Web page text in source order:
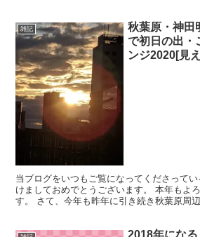
雑記
秋葉原・神田
で初日の出・
ンジ2020[見
当ブログをいつもご覧になってくださって
けましておめでとうございます。 本年もよ
す。 さて、今年も昨年に引き続き秋葉原周
2018年にな